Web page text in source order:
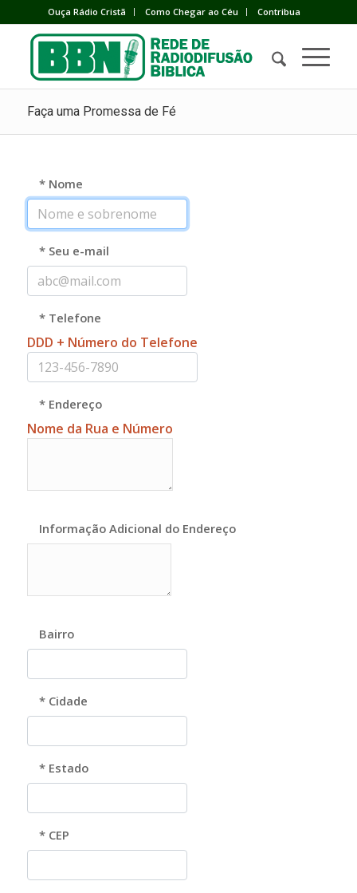
Ouça Rádio Cristã Como Chegar ao Céu Contribua
Faça uma Promessa de Fé
* Nome
* Seu e-mail
* Telefone
DDD + Número do Telefone
* Endereço
Nome da Rua e Número
Informação Adicional do Endereço
Bairro
* Cidade
* Estado
* CEP